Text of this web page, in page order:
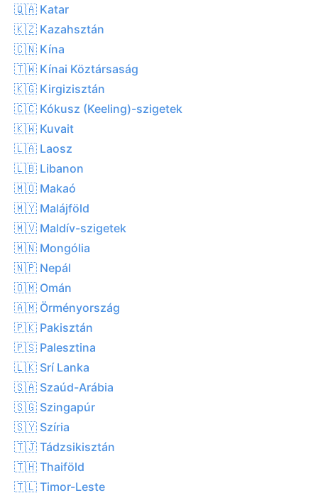
🇶🇦 Katar
🇰🇿 Kazahsztán
🇨🇳 Kína
🇹🇼 Kínai Köztársaság
🇰🇬 Kirgizisztán
🇨🇨 Kókusz (Keeling)-szigetek
🇰🇼 Kuvait
🇱🇦 Laosz
🇱🇧 Libanon
🇲🇴 Makaó
🇲🇾 Malájföld
🇲🇻 Maldív-szigetek
🇲🇳 Mongólia
🇳🇵 Nepál
🇴🇲 Omán
🇦🇲 Örményország
🇵🇰 Pakisztán
🇵🇸 Palesztina
🇱🇰 Srí Lanka
🇸🇦 Szaúd-Arábia
🇸🇬 Szingapúr
🇸🇾 Szíria
🇹🇯 Tádzsikisztán
🇹🇭 Thaiföld
🇹🇱 Timor-Leste